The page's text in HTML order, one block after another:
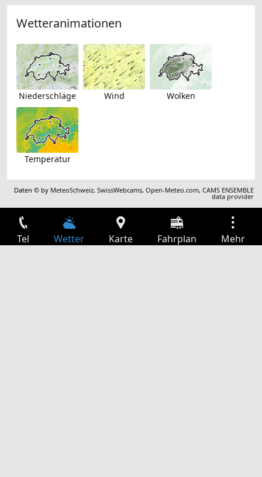
Wetteranimationen
Niederschläge Wind Wolken
Temperatur
Daten © by MeteoSchweiz,SwissWebcams,Open-Meteo.com,CAMS ENSEMBLE
data provider
Tel Wetter Karte Fahrplan Mehr